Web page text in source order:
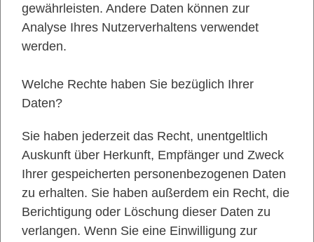
gewährleisten. Andere Daten können zur
Analyse Ihres Nutzerverhaltens verwendet
werden.
Welche Rechte haben Sie bezüglich Ihrer
Daten?
Sie haben jederzeit das Recht, unentgeltlich
Auskunft über Herkunft, Empfänger und Zweck
Ihrer gespeicherten personenbezogenen Daten
zu erhalten. Sie haben außerdem ein Recht, die
Berichtigung oder Löschung dieser Daten zu
verlangen. Wenn Sie eine Einwilligung zur